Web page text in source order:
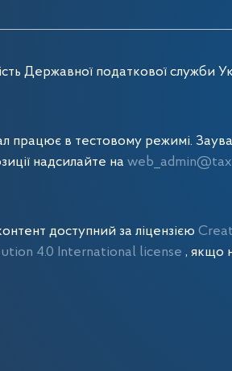
Державної податкової служби
працює в тестовому режимі.
надсилайте на
доступний за ліцензією
4.0 International license, якщо